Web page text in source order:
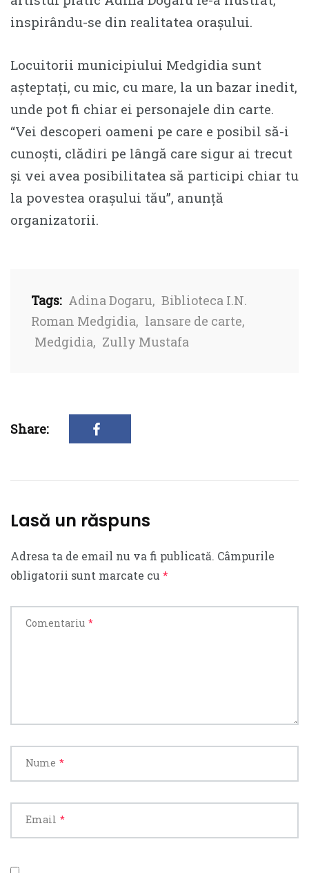
inspirându-se din realitatea orașului.
Locuitorii municipiului Medgidia sunt
așteptați, cu mic, cu mare, la un bazar inedit,
unde pot fi chiar ei personajele din carte.
“Vei descoperi oameni pe care e posibil să-i
cunoști, clădiri pe lângă care sigur ai trecut
și vei avea posibilitatea să participi chiar tu
la povestea orașului tău”, anunță
organizatorii.
Tags: Adina Dogaru, Biblioteca I.N.
Roman Medgidia, lansare de carte,
Medgidia, Zully Mustafa
Share:
Lasă un răspuns
Adresa ta de email nu va fi publicată. Câmpurile
obligatorii sunt marcate cu *
Comentariu *
Nume *
Email *